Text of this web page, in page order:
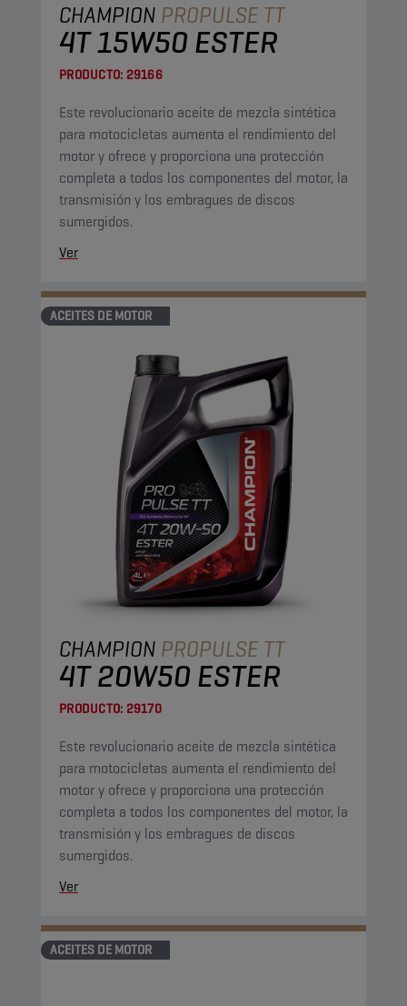
CHAMPION PROPULSE TT
4T 15W50 ESTER
PRODUCTO: 29166
Este revolucionario aceite de mezcla sintética
para motocicletas aumenta el rendimiento del
motor y ofrece y proporciona una protección
completa a todos los componentes del motor, la
transmisión y los embragues de discos
sumergidos.
Ver
ACEITES DE MOTOR
CHAMPION PROPULSE TT
4T 20W50 ESTER
PRODUCTO: 29170
Este revolucionario aceite de mezcla sintética
para motocicletas aumenta el rendimiento del
motor y ofrece y proporciona una protección
completa a todos los componentes del motor, la
transmisión y los embragues de discos
sumergidos.
Ver
ACEITES DE MOTOR